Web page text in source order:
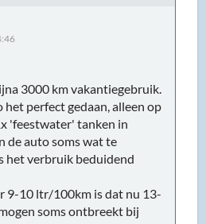
3000 km vakantiegebruik.
perfect gedaan, alleen op
'feestwater' tanken in
de auto soms wat te
het verbruik beduidend
9-10 ltr/100km is dat nu 13-
soms ontbreekt bij